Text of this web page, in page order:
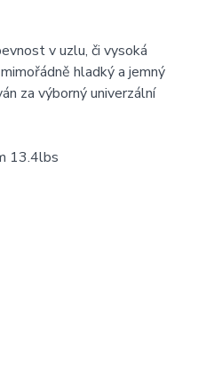
v uzlu, či vysoká
hladký a jemný
za výborný univerzální
13.4lbs